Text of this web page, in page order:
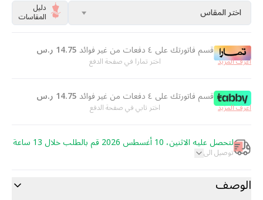
اختر المقاس
دليل
المقاسات
قسم فاتورتك على ٤ دفعات من غير فوائد 14.75 ر.س
اختر تمارا في صفحة الدفع اعرف المزيد
قسم فاتورتك على ٤ دفعات من غير فوائد 14.75 ر.س
اختر تابي في صفحة الدفع اعرف المزيد
لتحصل عليه الاثنين، 10 أغسطس 2026 قم بالطلب خلال 13 ساعة
توصيل الى
الوصف